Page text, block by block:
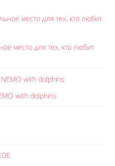
место для тех, кто любит
with dolphins